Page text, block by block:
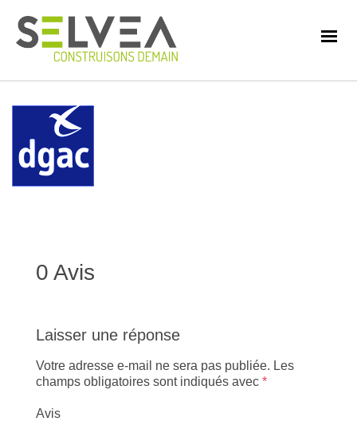
0 Avis
Laisser une réponse
Votre adresse e-mail ne sera pas publiée. Les
champs obligatoires sont indiqués avec *
Avis